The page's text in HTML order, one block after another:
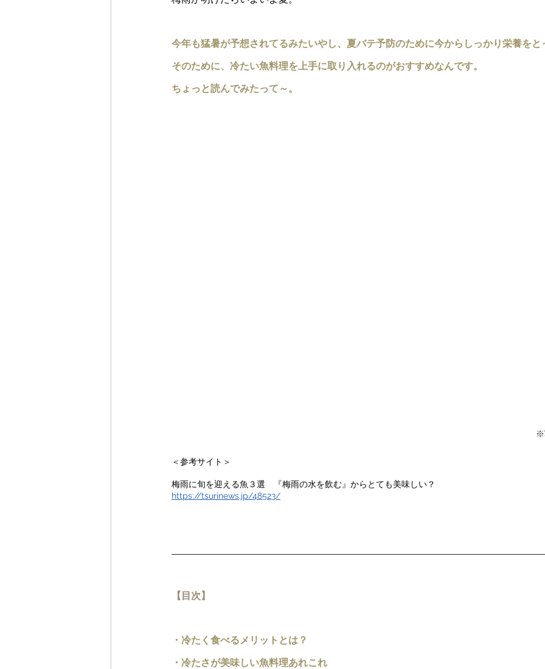
今年も猛暑が予想されてるみたいやし、夏バテ予防のために今からしっかり栄養をと
そのために、冷たい魚料理を上手に取り入れるのがおすすめなんです。
ちょっと読んでみたって～。
※
＜参考サイト＞
梅雨に旬を迎える魚３選　『梅雨の水を飲む』からとても美味しい？
https://tsurinews.jp/48523/
【目次】
・ 冷たく食べるメリットとは？
・ 冷たさが美味しい魚料理あれこれ